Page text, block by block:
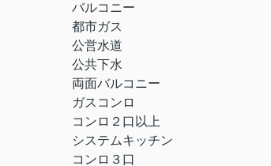
バルコニー
都市ガス
公営水道
公共下水
両面バルコニー
ガスコンロ
コンロ２口以上
システムキッチン
コンロ３口